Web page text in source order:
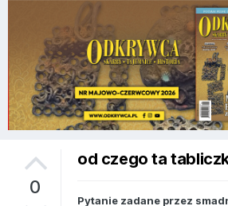
0
od czego ta
Pytanie zadane przez